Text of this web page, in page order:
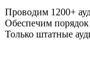
Проводим 1200+
Обеспечим порядок
Только штатные